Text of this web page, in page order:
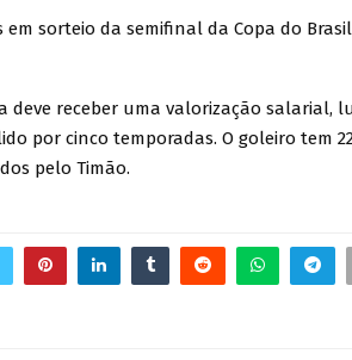
sorteio da semifinal da Copa do
deve receber uma valorização salarial,
por cinco temporadas. O goleiro tem
pelo Timão.